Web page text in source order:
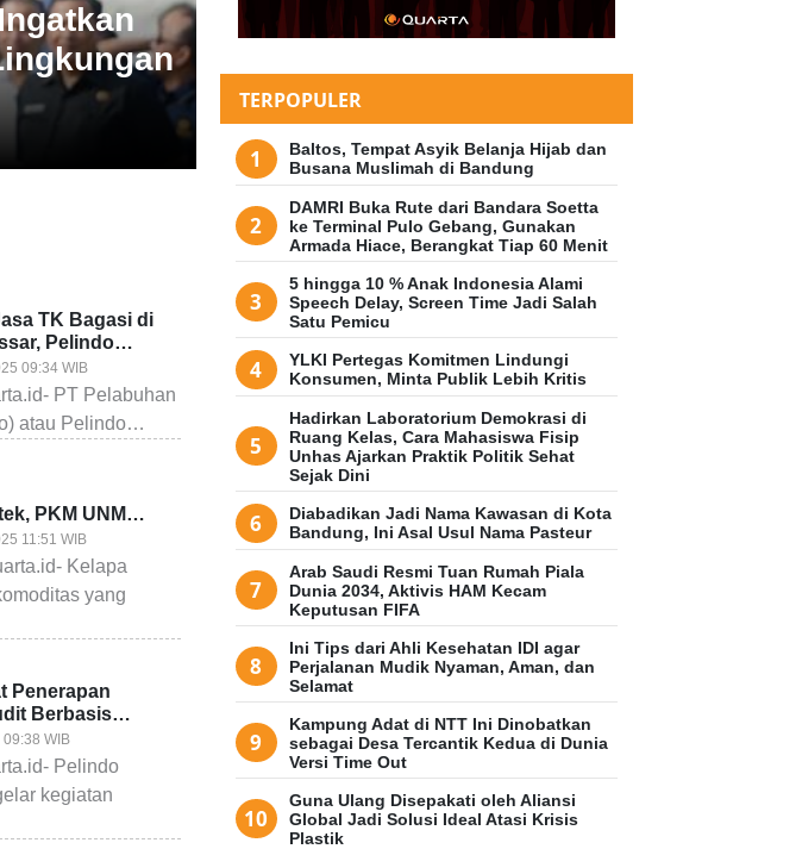
Lebih dari 44 Juta Batang Rokok
Ditaksir Capai Rp 32,9 Milyar
Kamis, 25 Juni 2026 12:03 WIB
TK Bagasi di
Pelindo
yang Lebih Baik
09:34 WIB
PT Pelabuhan
atau Pelindo…
PKM UNM
Ekonomi Lokal
Energi Melalui
11:51 WIB
Kelapa
yang
Penerapan
Berbasis
WIB
Pelindo
kegiatan
TERPOPULER
Baltos, Tempat Asyik Belanja Hijab dan
Busana Muslimah di Bandung
DAMRI Buka Rute dari Bandara Soetta
ke Terminal Pulo Gebang, Gunakan
Armada Hiace, Berangkat Tiap 60 Menit
5 hingga 10 % Anak Indonesia Alami
Speech Delay, Screen Time Jadi Salah
Satu Pemicu
YLKI Pertegas Komitmen Lindungi
Konsumen, Minta Publik Lebih Kritis
Hadirkan Laboratorium Demokrasi di
Ruang Kelas, Cara Mahasiswa Fisip
Unhas Ajarkan Praktik Politik Sehat
Sejak Dini
Diabadikan Jadi Nama Kawasan di Kota
Bandung, Ini Asal Usul Nama Pasteur
Arab Saudi Resmi Tuan Rumah Piala
Dunia 2034, Aktivis HAM Kecam
Keputusan FIFA
Ini Tips dari Ahli Kesehatan IDI agar
Perjalanan Mudik Nyaman, Aman, dan
Selamat
Kampung Adat di NTT Ini Dinobatkan
sebagai Desa Tercantik Kedua di Dunia
Versi Time Out
Guna Ulang Disepakati oleh Aliansi
Global Jadi Solusi Ideal Atasi Krisis
Plastik